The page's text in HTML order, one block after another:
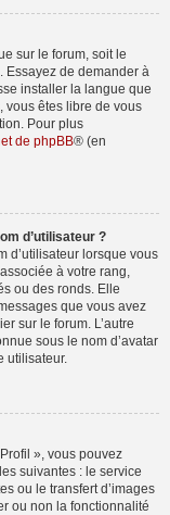
sur le forum, soit le
Essayez de demander à
installer la langue que
vous êtes libre de vous
Pour plus
de phpBB® (en
d’utilisateur ?
d’utilisateur lorsque vous
à votre rang,
ou des ronds. Elle
que vous avez
sur le forum. L’autre
sous le nom d’avatar
utilisateur.
», vous pouvez
suivantes : le service
ou le transfert d’images
ou non la fonctionnalité